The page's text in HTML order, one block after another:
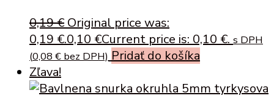
0,19€ Original price was:
0,19 €.0,10 €Current price is: 0,10 €. s DPH
(0,08 € bez DPH) Pridať do košíka
Zľava!